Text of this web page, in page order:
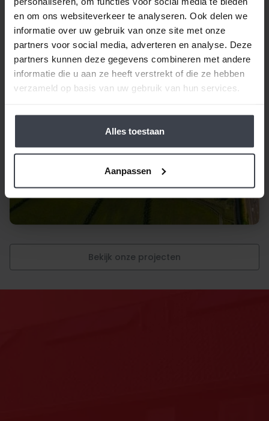
en om ons websiteverkeer te analyseren. Ook delen we
informatie over uw gebruik van onze site met onze
partners voor social media, adverteren en analyse. Deze
partners kunnen deze gegevens combineren met andere
informatie die u aan ze heeft verstrekt of die ze hebben
verzameld op basis van uw gebruik van hun services.
Alles toestaan
Aanpassen
Bekijk onze projecten